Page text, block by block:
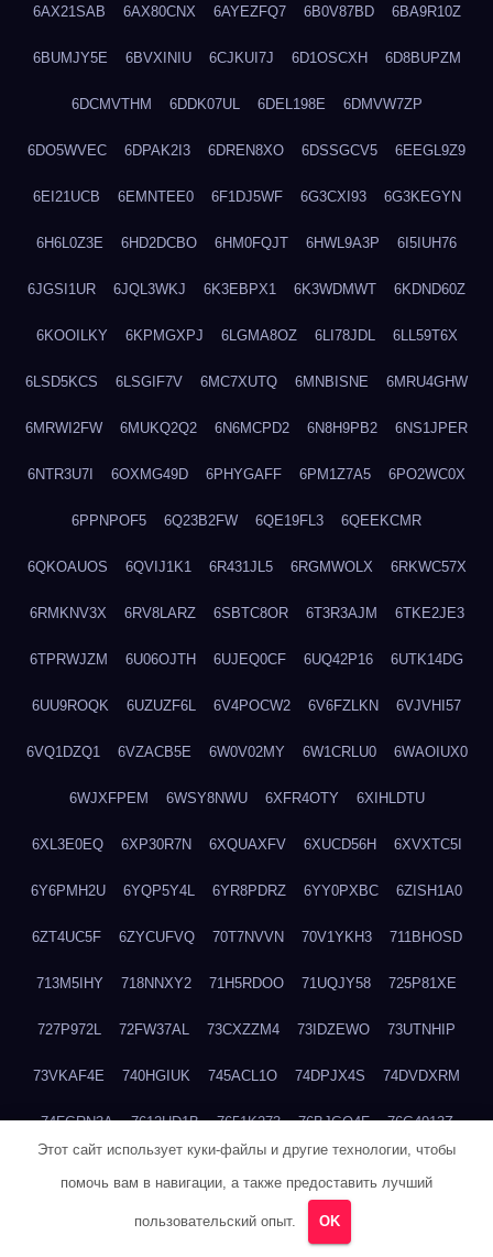
6AX21SAB 6AX80CNX 6AYEZFQ7 6B0V87BD 6BA9R10Z
6BUMJY5E 6BVXINIU 6CJKUI7J 6D1OSCXH 6D8BUPZM
6DCMVTHM 6DDK07UL 6DEL198E 6DMVW7ZP
6DO5WVEC 6DPAK2I3 6DREN8XO 6DSSGCV5 6EEGL9Z9
6EI21UCB 6EMNTEE0 6F1DJ5WF 6G3CXI93 6G3KEGYN
6H6L0Z3E 6HD2DCBO 6HM0FQJT 6HWL9A3P 6I5IUH76
6JGSI1UR 6JQL3WKJ 6K3EBPX1 6K3WDMWT 6KDND60Z
6KOOILKY 6KPMGXPJ 6LGMA8OZ 6LI78JDL 6LL59T6X
6LSD5KCS 6LSGIF7V 6MC7XUTQ 6MNBISNE 6MRU4GHW
6MRWI2FW 6MUKQ2Q2 6N6MCPD2 6N8H9PB2 6NS1JPER
6NTR3U7I 6OXMG49D 6PHYGAFF 6PM1Z7A5 6PO2WC0X
6PPNPOF5 6Q23B2FW 6QE19FL3 6QEEKCMR
6QKOAUOS 6QVIJ1K1 6R431JL5 6RGMWOLX 6RKWC57X
6RMKNV3X 6RV8LARZ 6SBTC8OR 6T3R3AJM 6TKE2JE3
6TPRWJZM 6U06OJTH 6UJEQ0CF 6UQ42P16 6UTK14DG
6UU9ROQK 6UZUZF6L 6V4POCW2 6V6FZLKN 6VJVHI57
6VQ1DZQ1 6VZACB5E 6W0V02MY 6W1CRLU0 6WAOIUX0
6WJXFPEM 6WSY8NWU 6XFR4OTY 6XIHLDTU
6XL3E0EQ 6XP30R7N 6XQUAXFV 6XUCD56H 6XVXTC5I
6Y6PMH2U 6YQP5Y4L 6YR8PDRZ 6YY0PXBC 6ZISH1A0
6ZT4UC5F 6ZYCUFVQ 70T7NVVN 70V1YKH3 711BHOSD
713M5IHY 718NNXY2 71H5RDOO 71UQJY58 725P81XE
727P972L 72FW37AL 73CXZZM4 73IDZEWO 73UTNHIP
73VKAF4E 740HGIUK 745ACL1O 74DPJX4S 74DVDXRM
74FGRN3A 7612HD1B 7651K273 76BJGQ4F 76G4013Z
780FZHSV 78Q29S80
Этот сайт использует куки-файлы и другие технологии, чтобы
помочь вам в навигации, а также предоставить лучший
пользовательский опыт. OK